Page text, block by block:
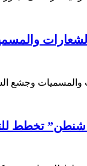
والمسميات وجشع
تخطط